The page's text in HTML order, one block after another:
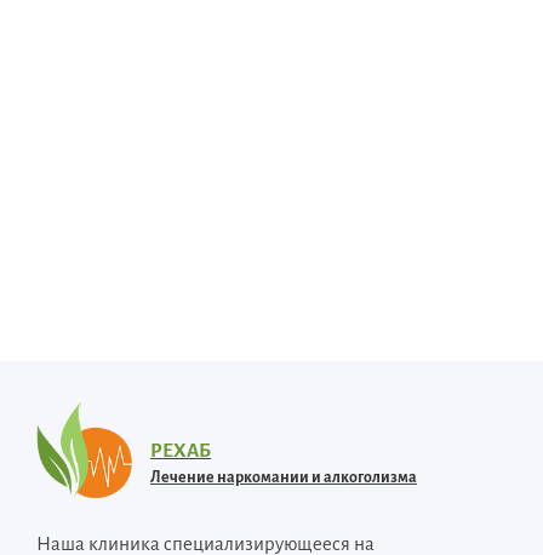
РЕХАБ
Лечение наркомании и алкоголизма
Наша клиника специализирующееся на